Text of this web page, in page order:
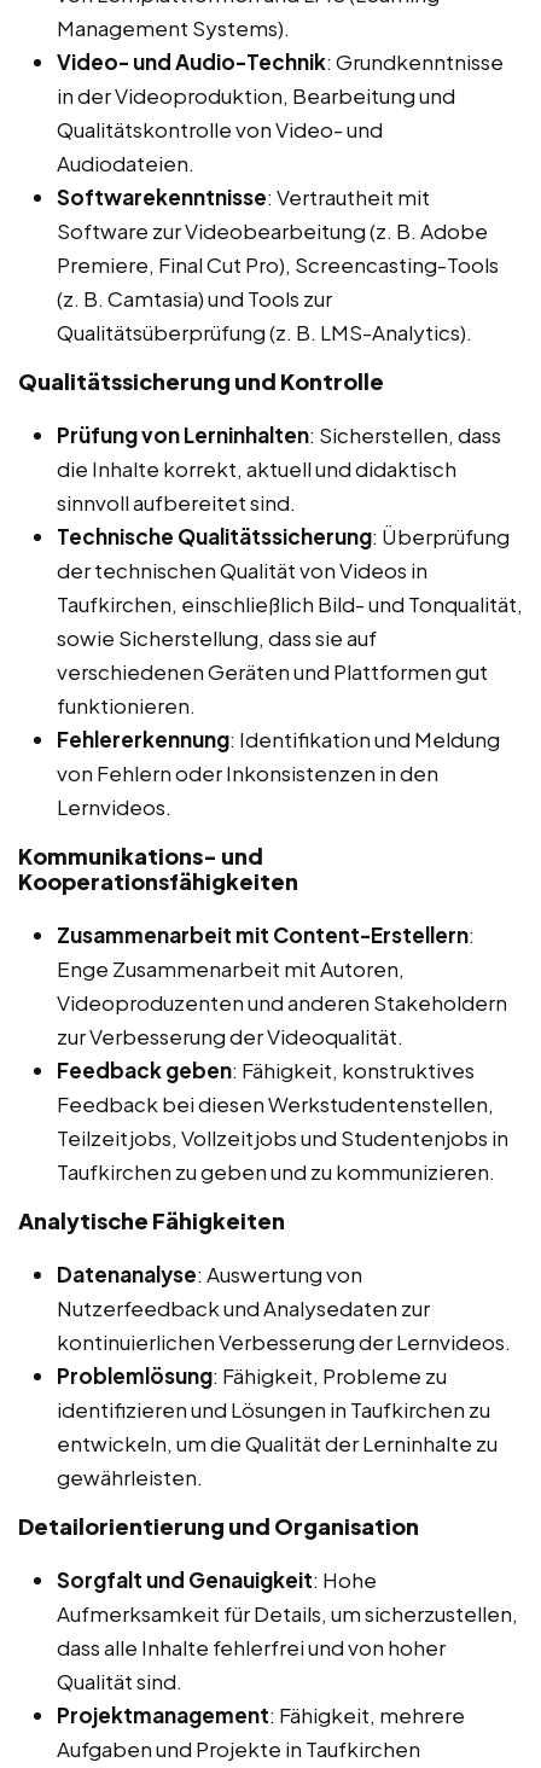
Management Systems).
Video- und Audio-Technik: Grundkenntnisse
in der Videoproduktion, Bearbeitung und
Qualitätskontrolle von Video- und
Audiodateien.
Softwarekenntnisse: Vertrautheit mit
Software zur Videobearbeitung (z. B. Adobe
Premiere, Final Cut Pro), Screencasting-Tools
(z. B. Camtasia) und Tools zur
Qualitätsüberprüfung (z. B. LMS-Analytics).
Qualitätssicherung und Kontrolle
Prüfung von Lerninhalten: Sicherstellen, dass
die Inhalte korrekt, aktuell und didaktisch
sinnvoll aufbereitet sind.
Technische Qualitätssicherung: Überprüfung
der technischen Qualität von Videos in
Taufkirchen, einschließlich Bild- und Tonqualität,
sowie Sicherstellung, dass sie auf
verschiedenen Geräten und Plattformen gut
funktionieren.
Fehlererkennung: Identifikation und Meldung
von Fehlern oder Inkonsistenzen in den
Lernvideos.
Kommunikations- und
Kooperationsfähigkeiten
Zusammenarbeit mit Content-Erstellern:
Enge Zusammenarbeit mit Autoren,
Videoproduzenten und anderen Stakeholdern
zur Verbesserung der Videoqualität.
Feedback geben: Fähigkeit, konstruktives
Feedback bei diesen Werkstudentenstellen,
Teilzeitjobs, Vollzeitjobs und Studentenjobs in
Taufkirchen zu geben und zu kommunizieren.
Analytische Fähigkeiten
Datenanalyse: Auswertung von
Nutzerfeedback und Analysedaten zur
kontinuierlichen Verbesserung der Lernvideos.
Problemlösung: Fähigkeit, Probleme zu
identifizieren und Lösungen in Taufkirchen zu
entwickeln, um die Qualität der Lerninhalte zu
gewährleisten.
Detailorientierung und Organisation
Sorgfalt und Genauigkeit: Hohe
Aufmerksamkeit für Details, um sicherzustellen,
dass alle Inhalte fehlerfrei und von hoher
Qualität sind.
Projektmanagement: Fähigkeit, mehrere
Aufgaben und Projekte in Taufkirchen